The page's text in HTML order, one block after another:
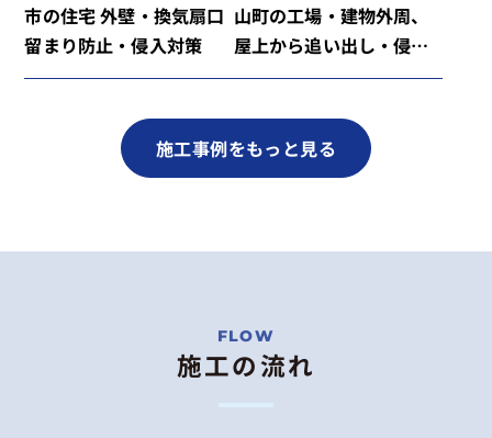
市の住宅 外壁・換気扇口
留まり防止・侵入対策
山町の工場・建物外周、
屋上から追い出し・侵入
対策
施工事例をもっと見る
施工の流れ